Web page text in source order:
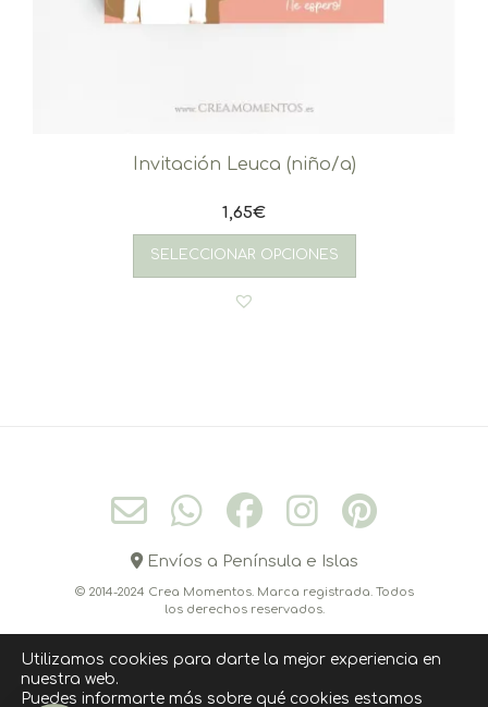
Invitación Leuca (niño/a)
1,65€
SELECCIONAR OPCIONES
Envíos a Península e Islas
© 2014-2024 Crea Momentos. Marca registrada. Todos
los derechos reservados.
CONÓCEME CONTACTO CÓMO COMPRAR
Utilizamos cookies para darte la mejor experiencia en
nuestra web.
Puedes informarte más sobre qué cookies estamos